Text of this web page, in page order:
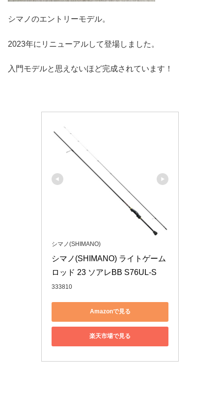
シマノのエントリーモデル。
2023年にリニューアルして登場しました。
入門モデルと思えないほど完成されています！
シマノ(SHIMANO)
シマノ(SHIMANO) ライトゲーム
ロッド 23 ソアレBB S76UL-S
333810
Amazonで見る
楽天市場で見る